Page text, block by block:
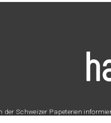
der Schweizer Papeterien